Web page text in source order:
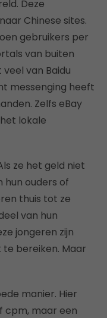
Deze
Chinese sites.
gebruikers per
van buiten
van Baidu
messenging heeft
Zelfs eBay
lokale
ze het geld niet
hun ouders of
thuis tot ze
van hun
jongeren zijn
bereiken. Maar
manier. Hier
cpm, maar een